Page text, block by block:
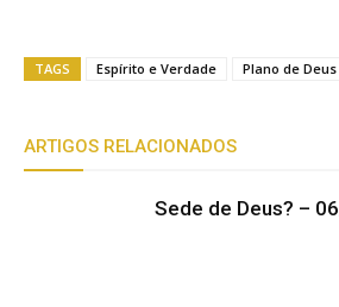
TAGS Espírito e Verdade Plano de Deus
ARTIGOS RELACIONADOS
Sede de Deus? –